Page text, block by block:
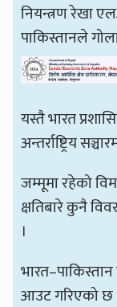
नियन्त्रण रेखा
पाकिस्तानले
यस्तै भारत
अन्तर्राष्ट्रिय
जम्मूमा रहेको
क्षतिबारे कुनै
।
आउट गरिएको छ